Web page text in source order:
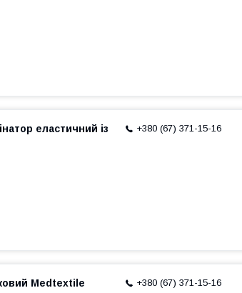
+380 (67) 371-15-16
еластичний із
+380 (67) 371-15-16
Medtextile